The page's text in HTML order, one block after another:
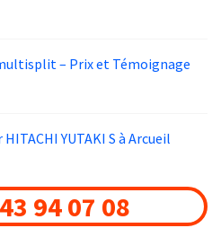
– Prix et Témoignage
YUTAKI S à Arcueil
94 07 08